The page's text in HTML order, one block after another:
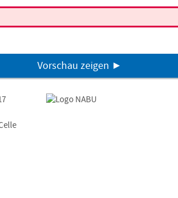
Vorschau zeigen ►